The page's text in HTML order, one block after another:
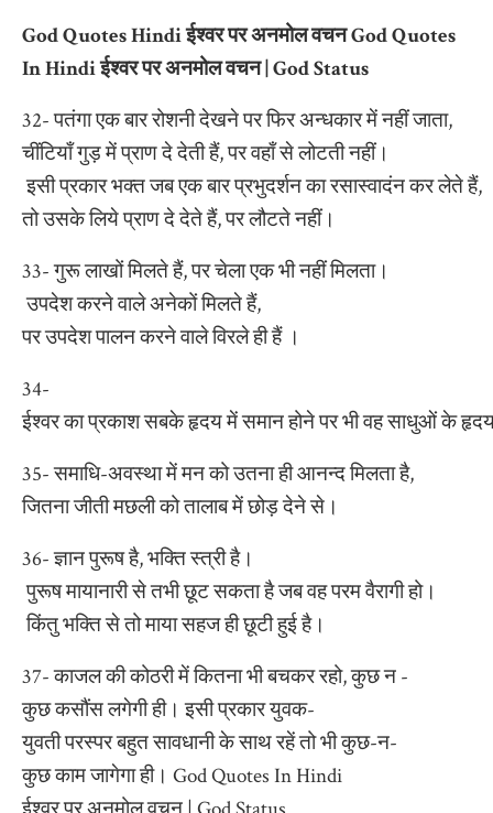
God Quotes Hindiईश्वरपरअनमोलवचनGod Quotes
In Hindiईश्वरपरअनमोलवचन| God Status
32- पतंगा एक बार रोशनी देखने पर फिर अन्धकार में नहीं जाता,
चींटियाँ गुड़ में प्राण दे देती हैं, पर वहाँ से लोटती नहीं।
इसी प्रकार भक्त जब एक बार प्रभुदर्शन का रसास्वादंन कर लेते हैं,
तो उसके लिये प्राण दे देते हैं, पर लौटते नहीं।
33- गुरू लाखों मिलते हैं, पर चेला एक भी नहीं मिलता।
उपदेश करने वाले अनेकों मिलते हैं,
पर उपदेश पालन करने वाले विरले ही हैं ।
34-
ईश्वर का प्रकाश सबके हृदय में समान होने पर भी वह साधुओं के
35- समाधि-अवस्था में मन को उतना ही आनन्द मिलता है,
जितना जीती मछली को तालाब में छोड़ देने से।
36- ज्ञान पुरूष है, भक्ति स्त्री है।
पुरूष मायानारी से तभी छूट सकता है जब वह परम वैरागी हो।
किंतु भक्ति से तो माया सहज ही छूटी हुई है।
37- काजल की कोठरी में कितना भी बचकर रहो, कुछ न -
कुछ कसौंस लगेगी ही। इसी प्रकार युवक-
युवती परस्पर बहुत सावधानी के साथ रहें तो भी कुछ-न-
कुछ काम जागेगा ही। God Quotes In Hindi